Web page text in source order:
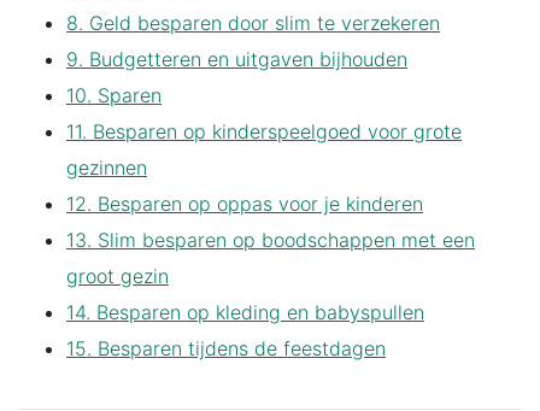
8. Geld besparen door slim te verzekeren
9. Budgetteren en uitgaven bijhouden
10. Sparen
11. Besparen op kinderspeelgoed voor grote
gezinnen
12. Besparen op oppas voor je kinderen
13. Slim besparen op boodschappen met een
groot gezin
14. Besparen op kleding en babyspullen
15. Besparen tijdens de feestdagen